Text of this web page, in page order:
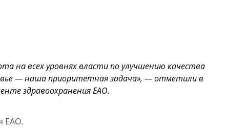
на всех уровнях власти по улучшению качества
— наша приоритетная задача», — отметили в
здравоохранения ЕАО.
ЕАО.